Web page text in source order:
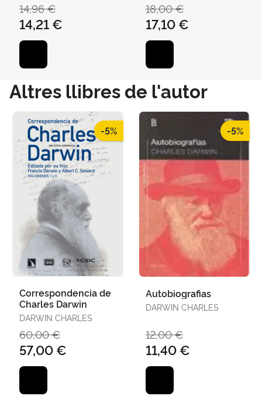
14,96 €
14,21 €
18,00 €
17,10 €
Altres llibres de l'autor
-5%
Correspondencia de
Charles Darwin
DARWIN CHARLES
60,00 €
57,00 €
-5%
Autobiografias
DARWIN CHARLES
12,00 €
11,40 €